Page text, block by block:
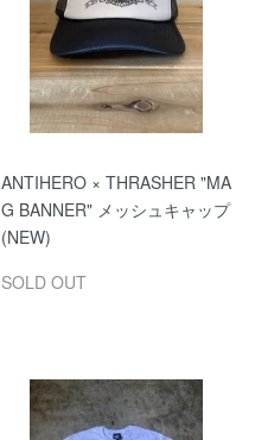
ANTIHERO × THRASHER "MA
G BANNER" メッシュキャップ
(NEW)
SOLD OUT